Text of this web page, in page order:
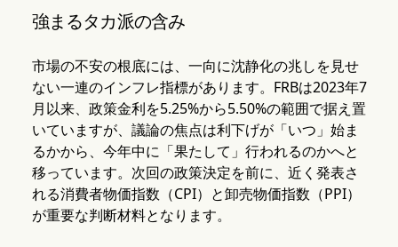
強まるタカ派の含み
市場の不安の根底には、一向に沈静化の兆しを見せ
ない一連のインフレ指標があります。FRBは2023年7
月以来、政策金利を5.25%から5.50%の範囲で据え置
いていますが、議論の焦点は利下げが「いつ」始ま
るかから、今年中に「果たして」行われるのかへと
移っています。次回の政策決定を前に、近く発表さ
れる消費者物価指数（CPI）と卸売物価指数（PPI）
が重要な判断材料となります。